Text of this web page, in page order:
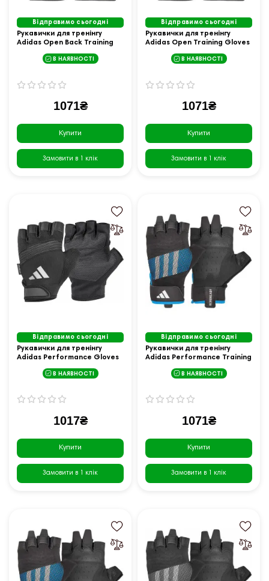
Відправимо сьогодні
Рукавички для тренінгу
Adidas Open Back Training
Gloves розмір XL, чорно-білі
В НАЯВНОСТІ
1071₴
Купити
Замовити в 1 клік
Відправимо сьогодні
Рукавички для тренінгу
Adidas Open Training Gloves
розмір L, чорно-білі
В НАЯВНОСТІ
1071₴
Купити
Замовити в 1 клік
Відправимо сьогодні
Рукавички для тренінгу
Adidas Performance Gloves
В НАЯВНОСТІ
1017₴
Купити
Замовити в 1 клік
Відправимо сьогодні
Рукавички для тренінгу
Adidas Performance Training
В НАЯВНОСТІ
1071₴
Купити
Замовити в 1 клік